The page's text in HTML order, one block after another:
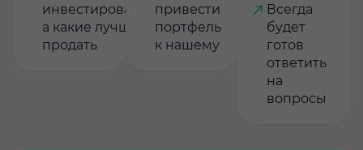
инвестировать,
а какие лучше
продать
привести
портфель
к нашему
Всегда
будет
готов
ответить
на
вопросы